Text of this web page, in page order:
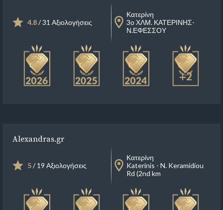
4.8/ 31 Αξιολογήσεις
Κατερίνη
3ο ΧΛΜ. ΚΑΤΕΡΙΝΗΣ-
Ν.ΕΦΕΣΣΟΥ
+2
Alexandras.gr
5/ 19 Αξιολογήσεις
Κατερίνη
Katerinis - N. Keramidiou
Rd (2nd km